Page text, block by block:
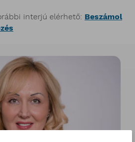
interjú elérhető: Beszámol